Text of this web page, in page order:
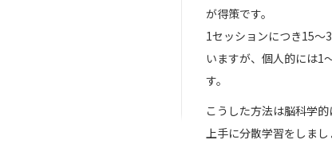
が得策です。
1セッションにつき15～
いますが、個人的には1
す。
こうした方法は脳科学的
上手に分散学習をしまし